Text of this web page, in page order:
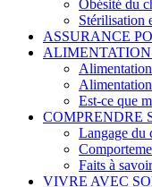
Obésité du
Stérilisation
ASSURANCE
Est-ce que
COMPRENDRE
Langage du
Faits à
VIVRE AVEC